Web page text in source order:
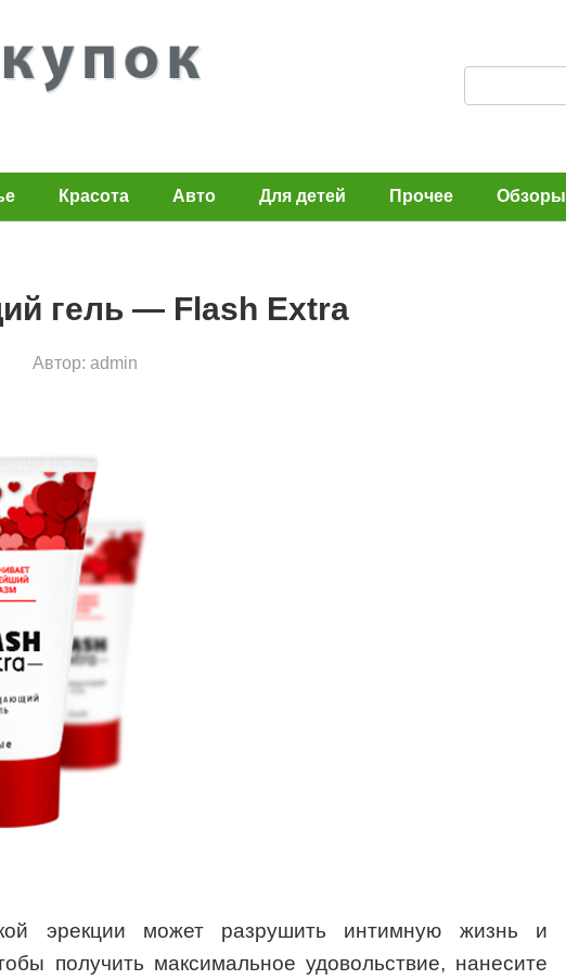
с
Красота Авто Для детей Прочее Обзоры
гель — Flash Extra
Автор: admin
эрекции может разрушить интимную жизнь и
получить максимальное удовольствие, нанесите